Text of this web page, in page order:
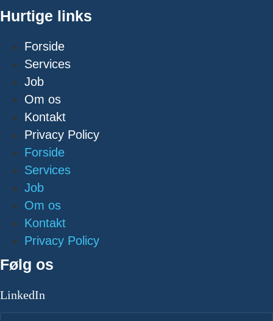
Hurtige links
Forside
Services
Job
Om os
Kontakt
Privacy Policy
Forside
Services
Job
Om os
Kontakt
Privacy Policy
Følg os
LinkedIn